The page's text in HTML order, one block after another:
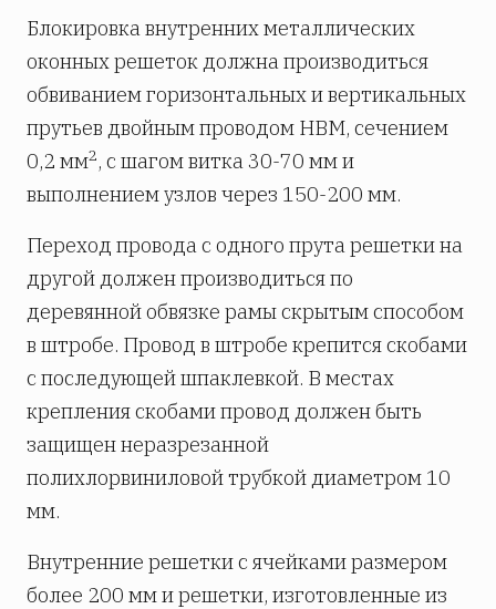
Блокировка внутренних металлических
оконных решеток должна производиться
обвиванием горизонтальных и вертикальных
прутьев двойным проводом НВМ, сечением
0,2 мм2, с шагом витка 30-70 мм и
выполнением узлов через 150-200 мм.
Переход провода с одного прута решетки на
другой должен производиться по
деревянной обвязке рамы скрытым способом
в штробе. Провод в штробе крепится скобами
с последующей шпаклевкой. В местах
крепления скобами провод должен быть
защищен неразрезанной
полихлорвиниловой трубкой диаметром 10
мм.
Внутренние решетки с ячейками размером
более 200 мм и решетки, изготовленные из